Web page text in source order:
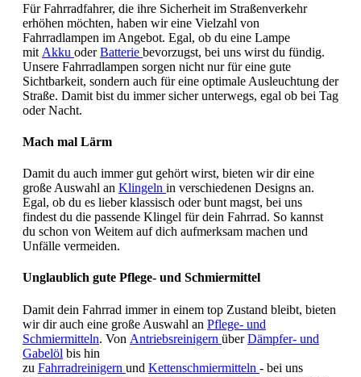
Für Fahrradfahrer, die ihre Sicherheit im Straßenverkehr
erhöhen möchten, haben wir eine Vielzahl von
Fahrradlampen im Angebot. Egal, ob du eine Lampe
mit Akku oderBatterie bevorzugst, bei uns wirst du fündig.
Unsere Fahrradlampen sorgen nicht nur für eine gute
Sichtbarkeit, sondern auch für eine optimale Ausleuchtung der
Straße. Damit bist du immer sicher unterwegs, egal ob bei Tag
oder Nacht.
Mach mal Lärm
Damit du auch immer gut gehört wirst, bieten wir dir eine
große Auswahl an Klingeln in verschiedenen Designs an.
Egal, ob du es lieber klassisch oder bunt magst, bei uns
findest du die passende Klingel für dein Fahrrad. So kannst
du schon von Weitem auf dich aufmerksam machen und
Unfälle vermeiden.
Unglaublich gute Pflege- und Schmiermittel
Damit dein Fahrrad immer in einem top Zustand bleibt, bieten
wir dir auch eine große Auswahl an Pflege- und
Schmiermitteln. Von Antriebsreinigern überDämpfer- und
Gabelöl bis hin
zu Fahrradreinigern und Kettenschmiermitteln - bei uns